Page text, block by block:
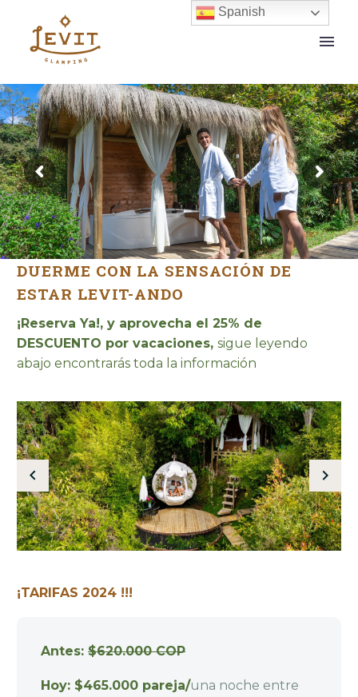
DUERME CON LA SENSACIÓN DE
ESTAR LEVIT-ANDO
¡Reserva Ya!, y aprovecha el 25% de
DESCUENTO por vacaciones, sigue leyendo
abajo encontrarás toda la información
¡TARIFAS 2024 !!!
Antes: $620.000 COP
Hoy: $465.000 pareja/una noche entre
Spanish